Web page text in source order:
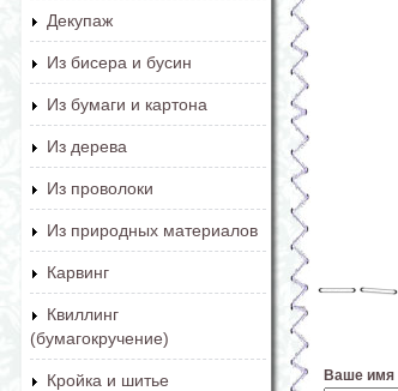
Декупаж
Из бисера и бусин
Из бумаги и картона
Из дерева
Из проволоки
Из природных материалов
Карвинг
Квиллинг
(бумагокручение)
Кройка и шитье Ваше имя